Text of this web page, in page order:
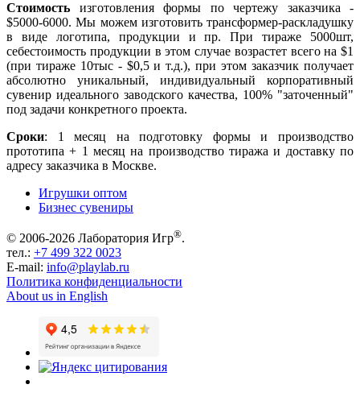
Стоимость изготовления формы по чертежу заказчика -
$5000-6000. Мы можем изготовить трансформер-раскладушку
в виде логотипа, продукции и пр. При тираже 5000шт,
себестоимость продукции в этом случае возрастет всего на $1
(при тираже 10тыс - $0,5 и т.д.), при этом заказчик получает
абсолютно уникальный, индивидуальный корпоративный
сувенир идеального заводского качества, 100% "заточенный"
под задачи конкретного проекта.
Сроки: 1 месяц на подготовку формы и производство
прототипа + 1 месяц на производство тиража и доставку по
адресу заказчика в Москве.
Игрушки оптом
Бизнес сувениры
© 2006-2026 Лаборатория Игр®.
тел.: +7 499 322 0023
E-mail: info@playlab.ru
Политика конфиденциальности
About us in English